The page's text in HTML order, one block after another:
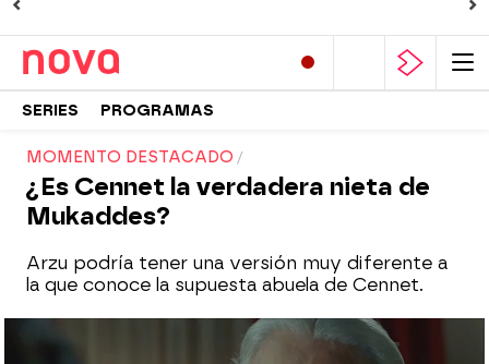
SERIES PROGRAMAS
MOMENTO DESTACADO
¿Es Cennet la verdadera nieta de
Mukaddes?
Arzu podría tener una versión muy diferente a
la que conoce la supuesta abuela de Cennet.